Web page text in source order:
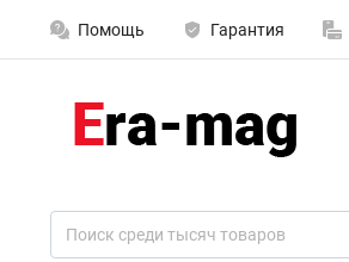
Помощь Гарантия